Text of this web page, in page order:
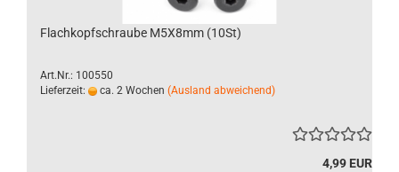
Flachkopfschraube M5X8mm (10St)
Art.Nr.: 100550
Lieferzeit:
ca. 2 Wochen (Ausland abweichend)
4,99 EUR